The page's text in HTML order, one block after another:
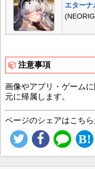
エターナ
注意事項
画像やアプリ・ゲーム
元に帰属します。
ページのシェアはこちら